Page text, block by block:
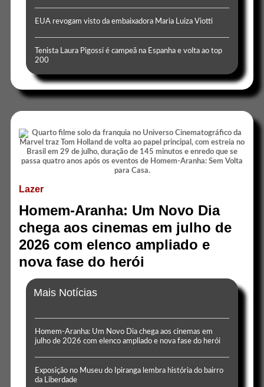
EUA revogam visto da embaixadora Maria Luiza Viotti
Tenista Laura Pigossi é campeã na Espanha e volta ao top
200
Lazer
Homem-Aranha: Um Novo Dia
chega aos cinemas em julho de
2026 com elenco ampliado e
nova fase do herói
Mais Notícias
Homem-Aranha: Um Novo Dia chega aos cinemas em
julho de 2026 com elenco ampliado e nova fase do herói
Exposição no Museu do Ipiranga lembra história do bairro
da Liberdade